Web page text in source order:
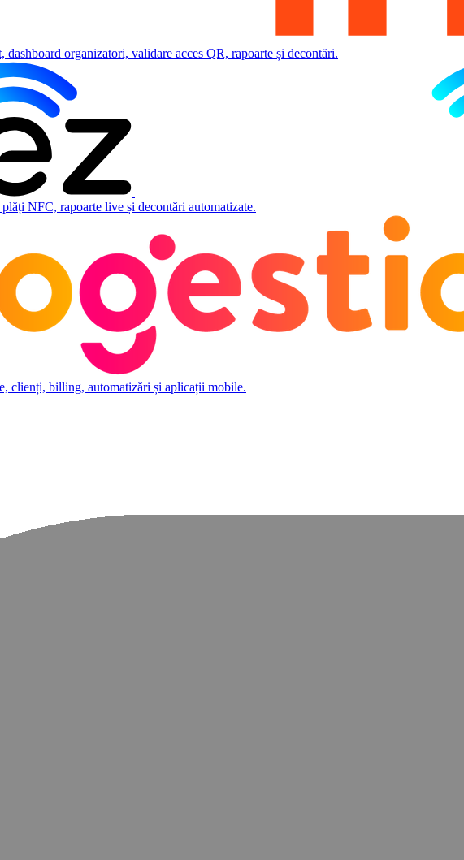
organizatori, validare acces QR, rapoarte și decontări.
NFC, rapoarte live și decontări automatizate.
clienți, billing, automatizări și aplicații mobile.